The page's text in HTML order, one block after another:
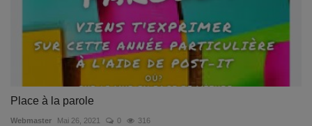
Place à la parole
Webmaster Mai 26, 2021 0 316